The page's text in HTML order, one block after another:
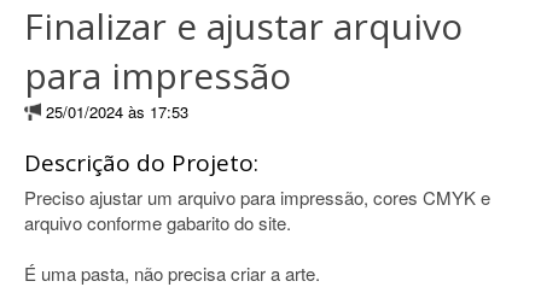
Finalizar e ajustar arquivo
para impressão
25/01/2024 às 17:53
Descrição do Projeto:
Preciso ajustar um arquivo para impressão, cores CMYK e
arquivo conforme gabarito do site.
É uma pasta, não precisa criar a arte.